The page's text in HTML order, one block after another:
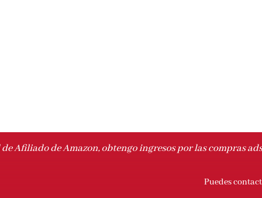
Afiliado de Amazon, obtengo ingresos por las compras
Puedes